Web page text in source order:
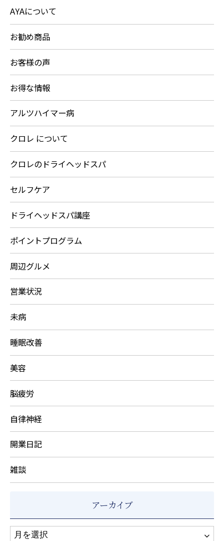
AYAについて
お勧め商品
お客様の声
お得な情報
アルツハイマー病
クロレ について
クロレのドライヘッドスパ
セルフケア
ドライヘッドスパ講座
ポイントプログラム
周辺グルメ
営業状況
未病
睡眠改善
美容
脳疲労
自律神経
開業日記
雑談
アーカイブ